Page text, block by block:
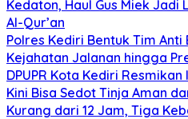
Kedaton, Haul Gus Miek Jadi
Al-Qur’an
Polres Kediri Bentuk Tim
Kejahatan Jalanan hingga
DPUPR Kota Kediri
Kini Bisa Sedot Tinja Aman
Kurang dari 12 Jam, Tiga